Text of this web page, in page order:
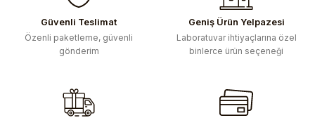
Güvenli Teslimat
Özenli paketleme, güvenli
gönderim
Geniş Ürün Yelpazesi
Laboratuvar ihtiyaçlarına özel
binlerce ürün seçeneği